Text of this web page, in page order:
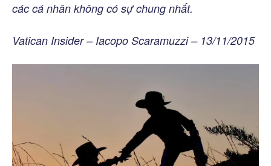
các cá nhân không có sự chung nhất.
Vatican Insider – Iacopo Scaramuzzi – 13/11/2015